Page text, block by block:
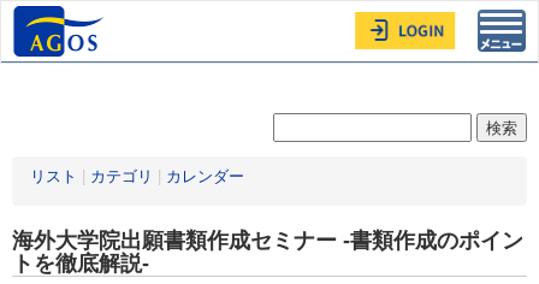
リスト カテゴリ カレンダー
海外大学院出願書類作成セミナー -書類作成のポイン
トを徹底解説-